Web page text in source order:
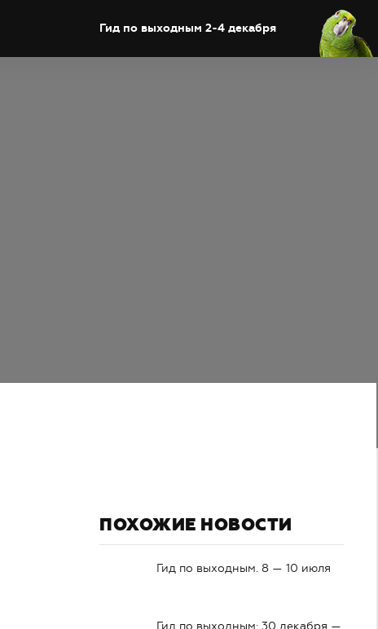
Гид по выходным 2-4 декабря
ПОХОЖИЕ НОВОСТИ
Гид по выходным. 8 — 10 июля
Гид по выходным: 30 декабря —